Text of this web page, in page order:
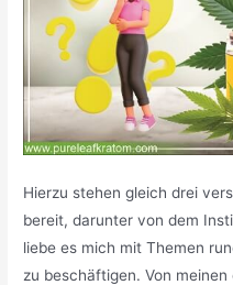
Hierzu stehen gleich drei
bereit, darunter von dem
liebe es mich mit Themen
zu beschäftigen. Von